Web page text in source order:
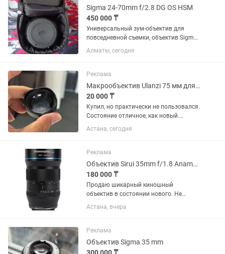
Sigma 24-70mm f/2.8 DG OS HSM
450 000 ₸
Универсальный зум-объектив для
повседневной съемки, объектив Sigma
24-70mm f/2.8 DG OS HSM с креплением
Canon EF охватывает полезный
широкоугольного до портретного,...
Алматы, сегодня
Реклама
Макрообъектив Ulanzi 75 мм для смартфона
20 000 ₸
Купил, но практически не пользовался.
Состояние отличное, как новый.
Идеально подходит для макросъемки:
цветы, насекомые, украшения,
фокусировка на расстоянии...
Астана, сегодня
Реклама
Объектив Sirui 35mm f/1.8 Anamorphic 1.33x для Sony E
180 000 ₸
Продаю шикарный киношный
объектив в состоянии нового. Не
использовался. Родной чехол. Торг
есть, предлагайте цену - подумаем
1.33x для Sony E
Астана, вчера
Реклама
Объектив Sigma 35 mm